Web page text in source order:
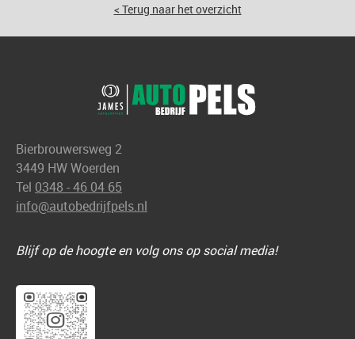
< Terug naar het overzicht
Bierbrouwersweg 2
3449 HW Woerden
Tel 0348 - 46 04 65
info@autobedrijfpels.nl
Blijf op de hoogte en volg ons op social media!